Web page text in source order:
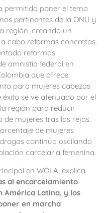
permitido poner el tema
pertinentes de la ONU y
región, creando un
cabo reformas concretas.
reformas
amnistía federal en
que ofrece
para mujeres cabezas
se ve atenuado por el
región para reducir
mujeres tras las rejas.
de mujeres
continúa oscilando
carcelaria femenina.
en WOLA, explica
al encarcelamiento
América Latina, y los
en marcha